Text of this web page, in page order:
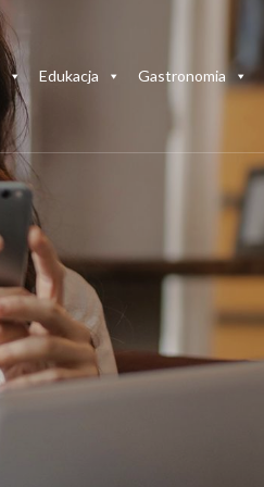
Edukacja Gastronomia